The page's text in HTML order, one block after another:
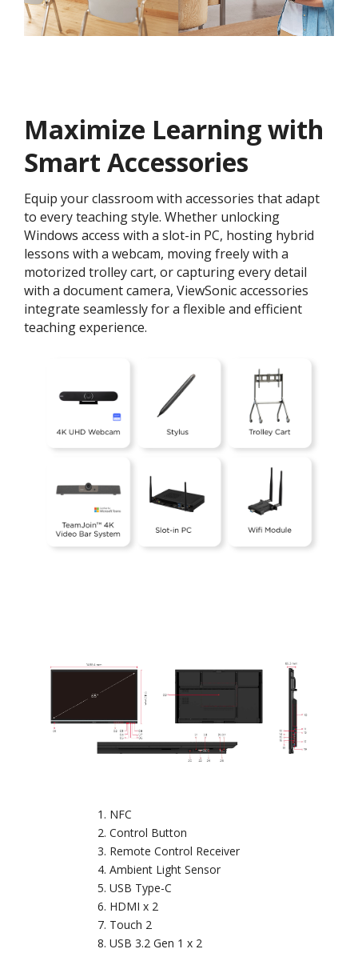
Maximize Learning with
Smart Accessories
Equip your classroom with accessories that adapt
to every teaching style. Whether unlocking
Windows access with a slot-in PC, hosting hybrid
lessons with a webcam, moving freely with a
motorized trolley cart, or capturing every detail
with a document camera, ViewSonic accessories
integrate seamlessly for a flexible and efficient
teaching experience.
NFC
Control Button
Remote Control Receiver
Ambient Light Sensor
USB Type-C
HDMI x 2
Touch 2
USB 3.2 Gen 1 x 2